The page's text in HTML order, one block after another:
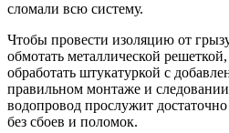
сломали всю систему.
Чтобы провести изоляцию от
обмотать металлической
обработать штукатуркой с
правильном монтаже и
водопровод прослужит
без сбоев и поломок.